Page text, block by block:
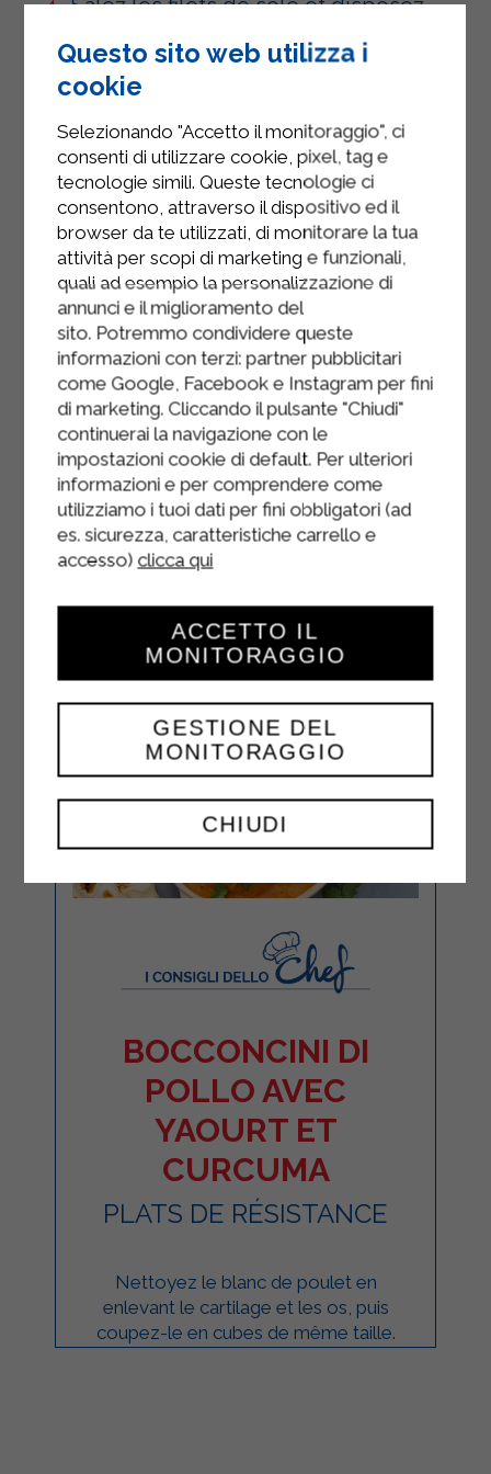
Salez les filets de sole et disposez-
Étalez délicatement la préparation
sur les filets de poisson, mais
attention à ne pas trop en mettre, car
elle risquerait de s'échapper à la
cuisson.
Formez un rouleau pour chaque filet
et fermez-le avec un cure-dent.
Disposez les petits pains sur une
plaque de cuisson, arrosez-les d'un
filet d'huile et décorez-les d'une
feuille de laurier. Faites cuire au four
à 170 °C (340 °F) pendant 20 à 25
minutes. Retirez du four et servez.
BOCCONCINI DI
POLLO AVEC
YAOURT ET
CURCUMA
PLATS DE RÉSISTANCE
Nettoyez le blanc de poulet en
enlevant le cartilage et les os, puis
coupez-le en cubes de même taille.
Questo sito web utilizza i
cookie
Selezionando "Accetto il monitoraggio", ci
consenti di utilizzare cookie, pixel, tag e
tecnologie simili. Queste tecnologie ci
consentono, attraverso il dispositivo ed il
browser da te utilizzati, di monitorare la tua
attività per scopi di marketing e funzionali,
quali ad esempio la personalizzazione di
annunci e il miglioramento del
sito. Potremmo condividere queste
informazioni con terzi: partner pubblicitari
come Google, Facebook e Instagram per fini
di marketing. Cliccando il pulsante "Chiudi"
continuerai la navigazione con le
impostazioni cookie di default. Per ulteriori
informazioni e per comprendere come
utilizziamo i tuoi dati per fini obbligatori (ad
es. sicurezza, caratteristiche carrello e
accesso) clicca qui
CHIUDI
GESTIONE DEL
MONITORAGGIO
ACCETTO IL
MONITORAGGIO